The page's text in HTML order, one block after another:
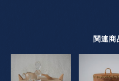
関連商